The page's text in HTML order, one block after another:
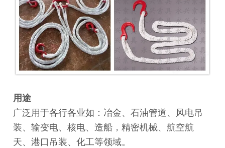
用途
广泛用于各行各业如：冶金、石油管道、风电吊
装、输变电、核电、造船，精密机械、航空航
天、港口吊装、化工等领域。